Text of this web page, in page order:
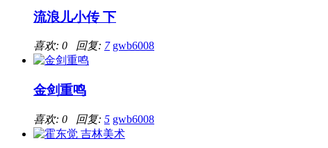
流浪儿小传 下
喜欢: 0 回复: 7 gwb6008
金剑重鸣
喜欢: 0 回复: 5 gwb6008